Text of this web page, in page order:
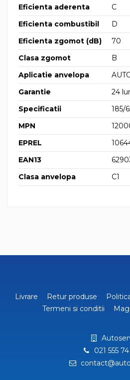
Eficienta aderenta
C
Eficienta combustibil
D
Eficienta zgomot (dB)
70
Clasa zgomot
B
Aplicatie anvelopa
Garantie
24
Specificatii
185/
MPN
EPREL
EAN13
Clasa anvelopa
C1
Livrare Retur produse
Termeni si conditii
021 555